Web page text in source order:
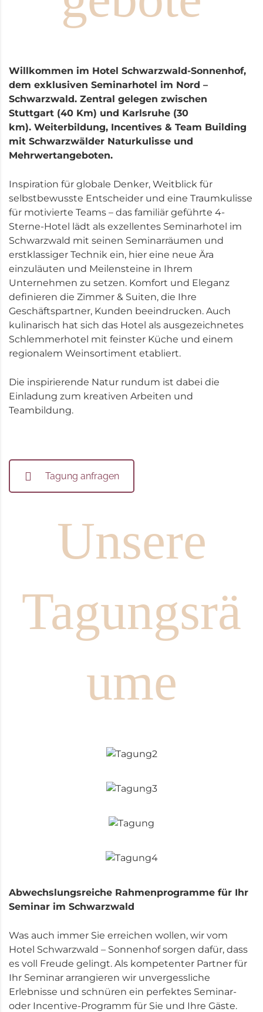
Willkommen im Hotel Schwarzwald-Sonnenhof,
dem exklusiven Seminarhotel im Nord –
Schwarzwald. Zentral gelegen zwischen
Stuttgart (40 Km) und Karlsruhe (30
km). Weiterbildung, Incentives & Team Building
mit Schwarzwälder Naturkulisse und
Mehrwertangeboten.
Inspiration für globale Denker, Weitblick für
selbstbewusste Entscheider und eine Traumkulisse
für motivierte Teams – das familiär geführte 4-
Sterne-Hotel lädt als exzellentes Seminarhotel im
Schwarzwald mit seinen Seminarräumen und
erstklassiger Technik ein, hier eine neue Ära
einzuläuten und Meilensteine in Ihrem
Unternehmen zu setzen. Komfort und Eleganz
definieren die Zimmer & Suiten, die Ihre
Geschäftspartner, Kunden beeindrucken. Auch
kulinarisch hat sich das Hotel als ausgezeichnetes
Schlemmerhotel mit feinster Küche und einem
regionalem Weinsortiment etabliert.
Die inspirierende Natur rundum ist dabei die
Einladung zum kreativen Arbeiten und
Teambildung.
Tagung anfragen
Unsere
Tagungsrä
ume
Abwechslungsreiche Rahmenprogramme für Ihr
Seminar im Schwarzwald
Was auch immer Sie erreichen wollen, wir vom
Hotel Schwarzwald – Sonnenhof sorgen dafür, dass
es voll Freude gelingt. Als kompetenter Partner für
Ihr Seminar arrangieren wir unvergessliche
Erlebnisse und schnüren ein perfektes Seminar-
oder Incentive-Programm für Sie und Ihre Gäste.